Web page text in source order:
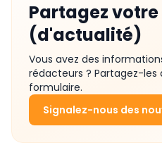
Partagez
(d'actualité)
Vous avez des
rédacteurs ? Partagez-les
formulaire.
Signalez-nous des